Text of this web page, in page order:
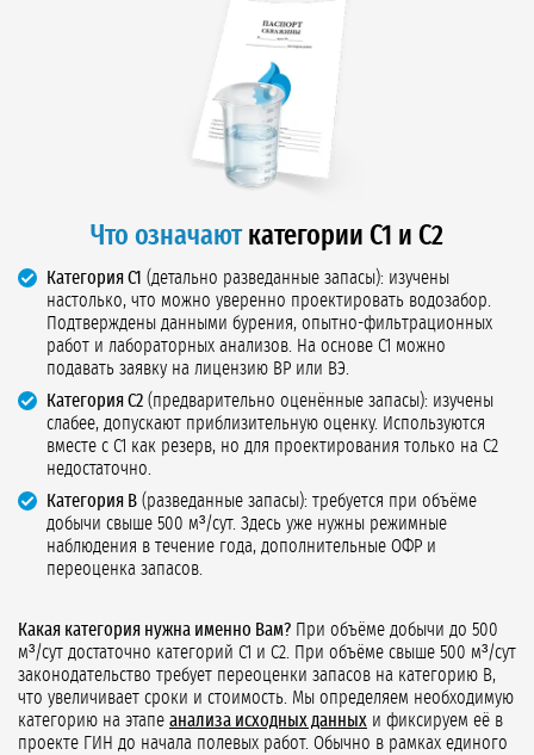
Что означаюткатегории С1 и С2
Категория С1 (детально разведанные запасы): изучены
настолько, что можно уверенно проектировать водозабор.
Подтверждены данными бурения, опытно-фильтрационных
работ и лабораторных анализов. На основе С1 можно
подавать заявку на лицензию ВР или ВЭ.
Категория С2 (предварительно оценённые запасы): изучены
слабее, допускают приблизительную оценку. Используются
вместе с С1 как резерв, но для проектирования только на С2
недостаточно.
Категория В (разведанные запасы): требуется при объёме
добычи свыше 500 м³/сут. Здесь уже нужны режимные
наблюдения в течение года, дополнительные ОФР и
переоценка запасов.
Какая категория нужна именно Вам? При объёме добычи до 500
м³/сут достаточно категорий С1 и С2. При объёме свыше 500 м³/сут
законодательство требует переоценки запасов на категорию В,
что увеличивает сроки и стоимость. Мы определяем необходимую
категорию на этапе анализа исходных данных и фиксируем её в
проекте ГИН до начала полевых работ. Обычно в рамках единого